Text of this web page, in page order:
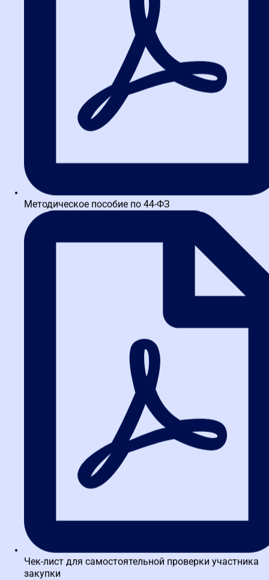
Методическое пособие по 44-ФЗ
Чек-лист для самостоятельной проверки участника
закупки
Написать в ВК